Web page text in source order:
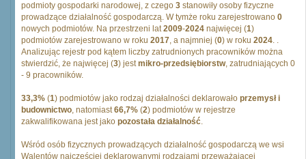
podmioty gospodarki narodowej, z czego 3 stanowiły osoby fizyczne
prowadzące działalność gospodarczą. W tymże roku zarejestrowano 0
nowych podmiotów. Na przestrzeni lat2009-2024 najwięcej (1)
podmiotów zarejestrowano w roku 2017, a najmniej (0) w roku 2024. .
Analizując rejestr pod kątem liczby zatrudnionych pracowników można
stwierdzić, że najwięcej (3) jestmikro-przedsiębiorstw, zatrudniających 0
- 9 pracowników.
33,3% (1) podmiotów jako rodzaj działalności deklarowało przemysł i
budownictwo, natomiast66,7% (2) podmiotów w rejestrze
zakwalifikowana jest jako pozostała działalność.
Wśród osób fizycznych prowadzących działalność gospodarczą we wsi
Walentów najczęściej deklarowanymi rodzajami przeważającej